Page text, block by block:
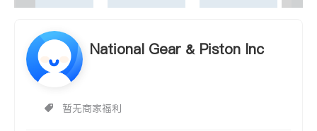
National Gear & Piston Inc
暂无商家福利